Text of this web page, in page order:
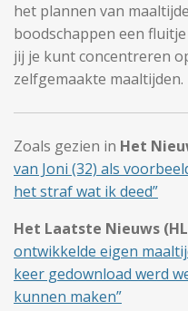
het plannen van
boodschappen een
jij je kunt concentreren
zelfgemaakte maaltijden.
Zoals gezien in Het
van Joni (32) als
het straf wat ik deed”
Het Laatste Nieuws
ontwikkelde eigen
keer gedownload werd
kunnen maken”